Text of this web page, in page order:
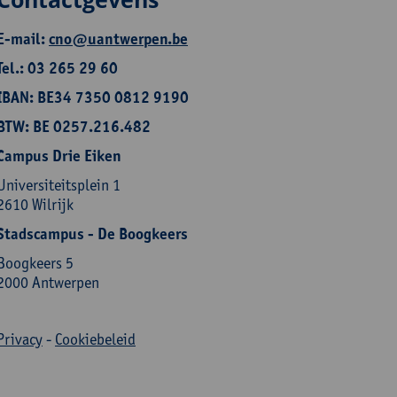
mail:cno@uantwerpen.be
03 265 29 60
BE34 7350 0812 9190
BE 0257.216.482
Drie Eiken
1
Wilrijk
- De Boogkeers
5
Antwerpen
- Cookiebeleid